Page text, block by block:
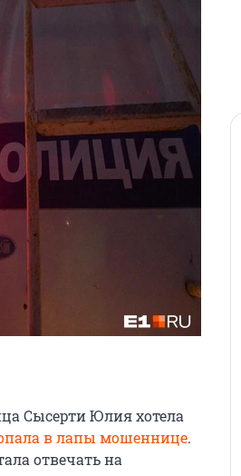
Сысерти Юлия хотела
в лапы мошеннице.
отвечать на